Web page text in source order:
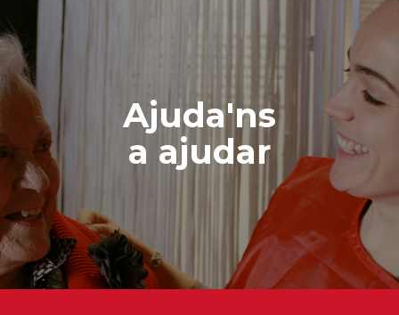
Ajuda'ns
a ajudar